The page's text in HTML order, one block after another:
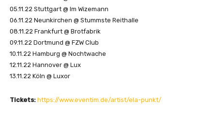
05.11.22 Stuttgart @ Im Wizemann
06.11.22 Neunkirchen @ Stummste Reithalle
08.11.22 Frankfurt @ Brotfabrik
09.11.22 Dortmund @ FZW Club
10.11.22 Hamburg @ Nochtwache
12.11.22 Hannover @ Lux
13.11.22 Köln @ Luxor
Tickets: https://www.eventim.de/artist/ela-punkt/